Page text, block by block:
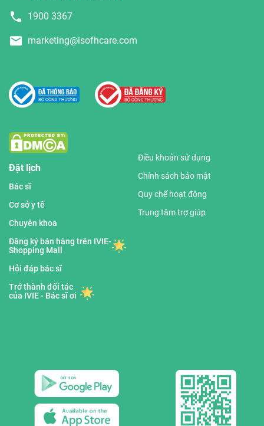
1900 3367
marketing@isofhcare.com
Đặt lịch
Bác sĩ
Cơ sở y tế
Chuyên khoa
Đăng ký bán hàng trên IVIE-
Shopping Mall
Hỏi đáp bác sĩ
Trở thành đối tác
của IVIE - Bác sĩ ơi
Điều khoản sử dụng
Chính sách bảo mật
Quy chế hoạt động
Trung tâm trợ giúp